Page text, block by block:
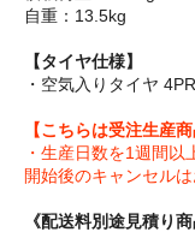
自重：13.5kg
【タイヤ仕様】
・空気入りタイヤ 4PR
【こちらは受注生産
・生産日数を1週間
開始後のキャンセル
《配送料別途見積り商